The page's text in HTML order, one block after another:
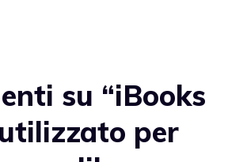
su “iBooks
per